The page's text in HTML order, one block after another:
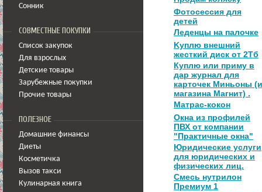
Сонник
СОВМЕСТНЫЕ ПОКУПКИ
Список закупок
Для взрослых
Детские товары
Зарубежные покупки
Прочие товары
ПОЛЕЗНОЕ
Домашние финансы
Диеты
Косметичка
Вызов такси
Кулинарная книга
Фотосессия для
детей
Леденцы на палочке
Kyплю внешний
жеcткий диcк от 2Тб
Куплю или приму в
дар журнал для
карточек Миньоны
магазина Магнит) .
Матрас-кокон
Окна из профилей
ПВХ от компании
"Практичные окна"
Юридические услуги
для юридических и
физических лиц.
Смесь нутрилон
Премиум 1